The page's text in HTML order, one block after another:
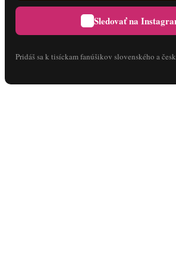
Sledovať na
Pridáš sa k tisíckam fanúšikov slovenského a